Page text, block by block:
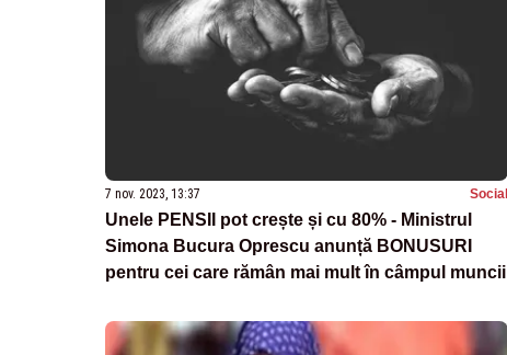
7 nov. 2023, 13:37 Social
Unele PENSII pot crește și cu 80% - Ministrul
Simona Bucura Oprescu anunță BONUSURI
pentru cei care rămân mai mult în câmpul muncii